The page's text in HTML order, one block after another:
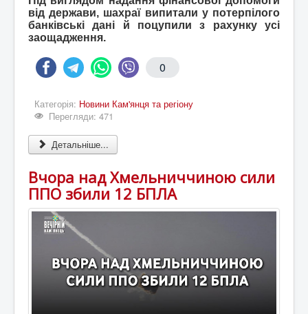
від держави, шахраї випитали у потерпілого
банківські дані й поцупили з рахунку усі
заощадження.
0
Категорія: Новини Кам'янця та регіону
Перегляди: 471
Детальніше...
Вчора над Хмельниччиною сили
ППО збили 12 БПЛА